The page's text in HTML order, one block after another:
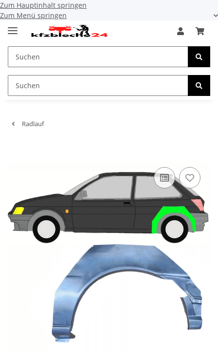
Zum Hauptinhalt springen
Zum Menü springen
Radlauf